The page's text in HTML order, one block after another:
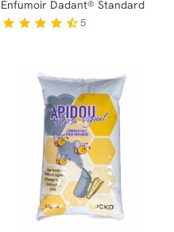
Enfumoir Dadant® Standard
star star star star star_half5